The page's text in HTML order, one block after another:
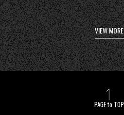
VIEW MORE
PAGE to TOP